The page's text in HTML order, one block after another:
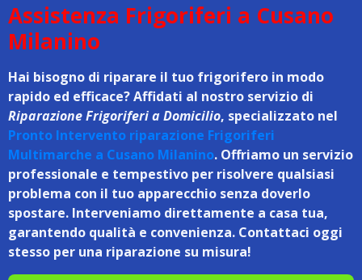
Assistenza Frigoriferi a Cusano
Milanino
Hai bisogno di riparare il tuo frigorifero in modo
rapido ed efficace? Affidati al nostro servizio di
Riparazione Frigoriferi a Domicilio, specializzato nel
Pronto Intervento riparazione Frigoriferi
Multimarche a Cusano Milanino. Offriamo un servizio
professionale e tempestivo per risolvere qualsiasi
problema con il tuo apparecchio senza doverlo
spostare. Interveniamo direttamente a casa tua,
garantendo qualità e convenienza. Contattaci oggi
stesso per una riparazione su misura!